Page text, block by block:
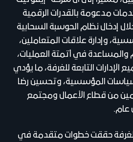
مدعومة بالقدرات الرقمية
إدخال نظام الحوسبة السحابية
وإدارة علاقات المتعاملين،
والمساعدة في أتمتة العمليات،
الإدارات التابعة للغرفة، ما يؤدي
المؤسسية، وتحسين رضا
من قطاع الأعمال ومجتمع
عام.
حققت خطوات متقدمة في